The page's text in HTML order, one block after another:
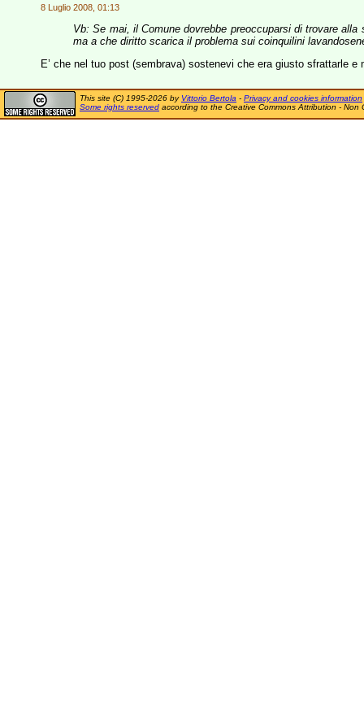
8 Luglio 2008, 01:13
Vb: Se mai, il Comune dovrebbe preoccuparsi di trovare
ma a che diritto scarica il problema sui coinquilini
E’ che nel tuo post (sembrava) sostenevi che era giusto sfrattarle
This site (C) 1995-2026 by Vittorio Bertola - Privacy and cookies information
Some rights reserved according to the Creative Commons Attribution - Non